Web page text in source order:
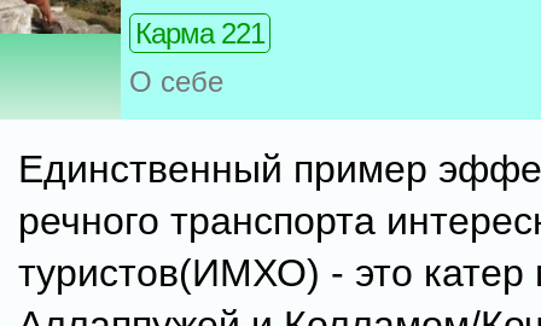
Карма 221
О себе
Единственный пример
речного транспорта
туристов(ИМХО) - это катер